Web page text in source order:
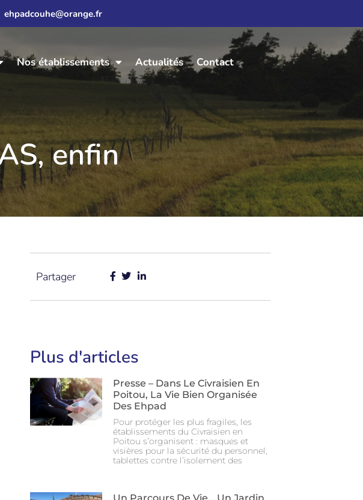
ehpadcouhe@orange.fr
Nos établissements Actualités Contact
enfin
Partager
Plus d'articles
Presse – Dans Le Civraisien En
Poitou, La Vie Bien Organisée
Des Ehpad
Pour protéger les plus fragiles, les
établissements du Civraisien en
Poitou s’organisent : masques et
visières pour la sécurité du personnel,
tablettes contre l’isolement des